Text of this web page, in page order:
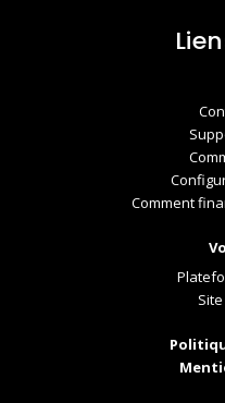
Comment